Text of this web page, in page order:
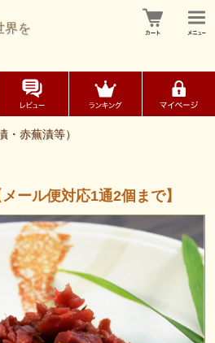
界を
・赤蕪漬等）
ール便対応1通2個まで】